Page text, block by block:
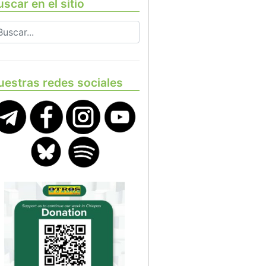
en el sitio
redes sociales